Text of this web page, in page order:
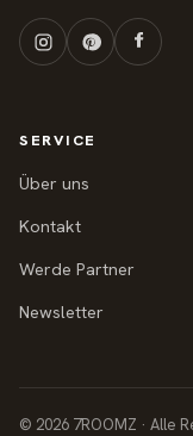
SERVICE
Über uns
Kontakt
Werde Partner
Newsletter
© 2026 7ROOMZ · Alle